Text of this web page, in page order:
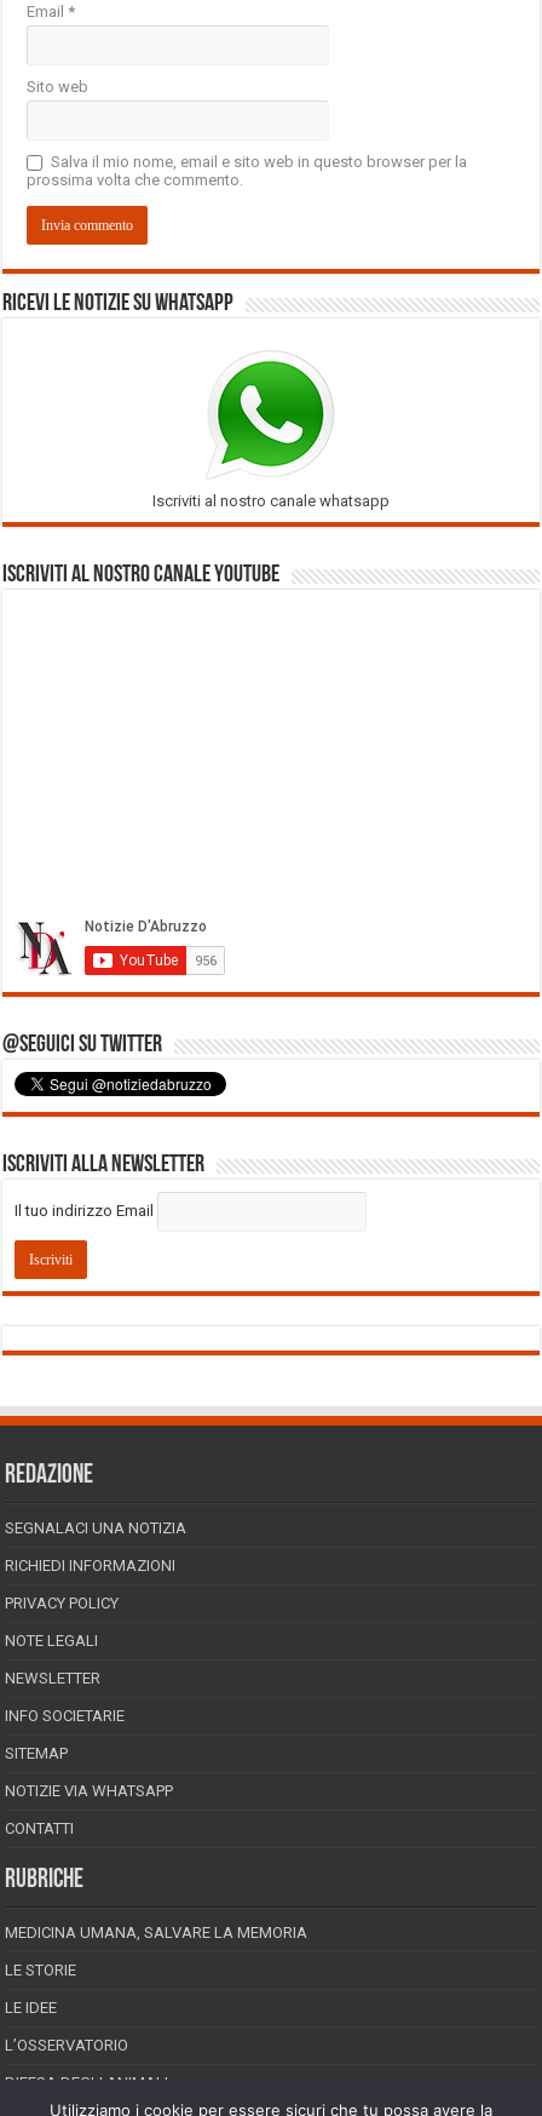
Email*
Sito web
Salva il mio nome, email e sito web in questo browser per la
prossima volta che commento.
Ricevi le notizie su Whatsapp
Iscriviti al nostro canale whatsapp
Iscriviti al nostro Canale Youtube
@Seguici su Twitter
Iscriviti alla Newsletter
Il tuo indirizzo Email
REDAZIONE
SEGNALACI UNA NOTIZIA
RICHIEDI INFORMAZIONI
PRIVACY POLICY
NOTE LEGALI
NEWSLETTER
INFO SOCIETARIE
SITEMAP
NOTIZIE VIA WHATSAPP
CONTATTI
RUBRICHE
MEDICINA UMANA, SALVARE LA MEMORIA
LE STORIE
LE IDEE
L’OSSERVATORIO
DIFESA DEGLI ANIMALI
Utilizziamo i cookie per essere sicuri che tu possa avere la